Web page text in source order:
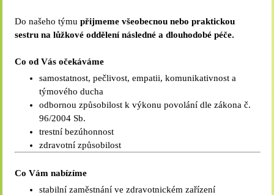
Do našeho týmupřijmeme všeobecnou nebo praktickou
sestru na lůžkové oddělení následné a dlouhodobé péče.
Co od Vás očekáváme
samostatnost, pečlivost, empatii, komunikativnost a
týmového ducha
odbornou způsobilost k výkonu povolání dle zákona č.
96/2004 Sb.
trestní bezúhonnost
zdravotní způsobilost
Co Vám nabízíme
stabilní zaměstnání ve zdravotnickém zařízení